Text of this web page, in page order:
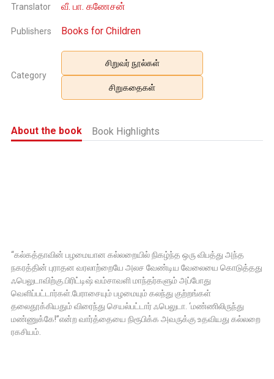
Translator வீ. பா. கணேசன்
Publishers Books for Children
Category
சிறுவர் நூல்கள்
சிறுகதைகள்
About the book Book Highlights
“கல்கத்தாவின் பழமையான கல்லறையில் நிகழ்ந்த ஒரு விபத்து அந்த
நகரத்தின் புராதன வரலாற்றையே அலச வேண்டிய வேலையை கொடுத்தது
ஃபெலுடாவிற்கு.பிரிட்டிஷ் வம்சாவளி மாந்தர்களும் அப்போது
வெளிப்பட்டார்கள்.பேராசையும் பழமையும் கலந்து குற்றங்கள்
தலைதூக்கியதும் விரைந்து செயல்பட்டார் ஃபெலுடா. ‘மண்ணிலிருந்து
மண்ணுக்கே!”என்ற வார்த்தையை நிரூபிக்க அவருக்கு உதவியது கல்லறை
ரகசியம்.